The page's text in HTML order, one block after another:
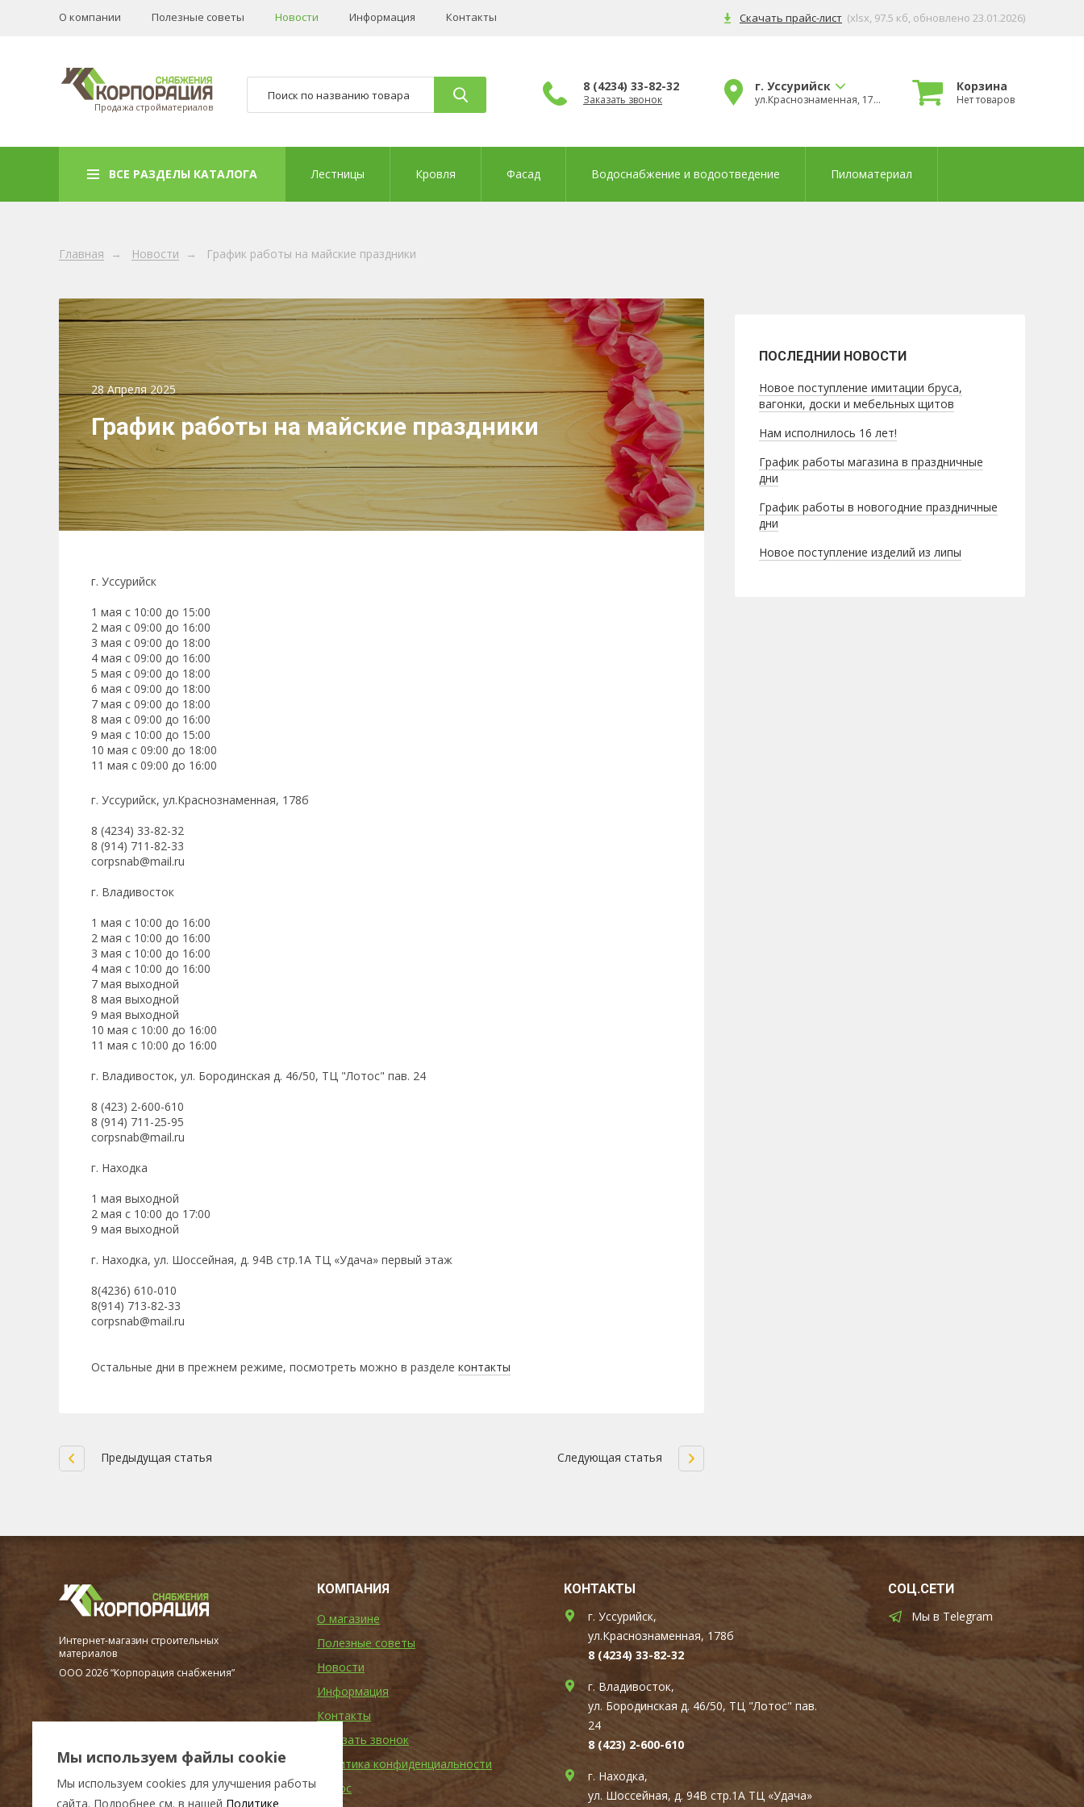
О компании Полезные советы Новости Информация Контакты Скачать прайс-лист (xlsx, 97.5 кб, обновлено 23.01.2026)
Продажа стройматериалов
8 (4234) 33-82-32
Заказать звонок
г. Уссурийск
ул.Краснознаменная, 178б
Корзина
Нет товаров
ВСЕ РАЗДЕЛЫ КАТАЛОГА Лестницы Кровля Фасад Водоснабжение и водоотведение Пиломатериал
Главная → Новости → График работы на майские праздники
28 Апреля 2025
График работы на майские праздники
г. Уссурийск
1 мая с 10:00 до 15:00
2 мая с 09:00 до 16:00
3 мая с 09:00 до 18:00
4 мая с 09:00 до 16:00
5 мая с 09:00 до 18:00
6 мая с 09:00 до 18:00
7 мая с 09:00 до 18:00
8 мая с 09:00 до 16:00
9 мая с 10:00 до 15:00
10 мая с 09:00 до 18:00
11 мая с 09:00 до 16:00
г. Уссурийск, ул.Краснознаменная, 178б
8 (4234) 33-82-32
8 (914) 711-82-33
corpsnab@mail.ru
г. Владивосток
1 мая с 10:00 до 16:00
2 мая с 10:00 до 16:00
3 мая с 10:00 до 16:00
4 мая с 10:00 до 16:00
7 мая выходной
8 мая выходной
9 мая выходной
10 мая с 10:00 до 16:00
11 мая с 10:00 до 16:00
г. Владивосток, ул. Бородинская д. 46/50, ТЦ "Лотос" пав. 24
8 (423) 2-600-610
8 (914) 711-25-95
corpsnab@mail.ru
г. Находка
1 мая выходной
2 мая с 10:00 до 17:00
9 мая выходной
г. Находка, ул. Шоссейная, д. 94В стр.1А ТЦ «Удача» первый этаж
8(4236) 610-010
8(914) 713-82-33
corpsnab@mail.ru
Остальные дни в прежнем режиме, посмотреть можно в разделе контакты
ПОСЛЕДНИИ НОВОСТИ
Новое поступление имитации бруса,
вагонки, доски и мебельных щитов
Нам исполнилось 16 лет!
График работы магазина в праздничные
дни
График работы в новогодние праздничные
дни
Новое поступление изделий из липы
Предыдущая статья Следующая статья
Мы используем файлы cookie
Мы используем cookies для улучшения работы
сайта. Подробнее см. в нашей Политике
Интернет-магазин строительных
материалов
ООО 2026 “Корпорация снабжения”
КОМПАНИЯ
О магазине
Полезные советы
Новости
Информация
Контакты
Заказать звонок
Политика конфиденциальности
Опрос
КОНТАКТЫ
г. Уссурийск,
ул.Краснознаменная, 178б
8 (4234) 33-82-32
г. Владивосток,
ул. Бородинская д. 46/50, ТЦ "Лотос" пав.
24
8 (423) 2-600-610
г. Находка,
ул. Шоссейная, д. 94В стр.1А ТЦ «Удача»
СОЦ.СЕТИ
Мы в Telegram